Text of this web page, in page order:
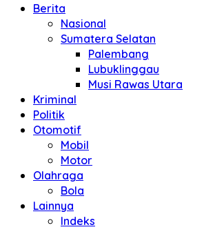
Berita
Nasional
Sumatera Selatan
Palembang
Lubuklinggau
Musi Rawas Utara
Kriminal
Politik
Otomotif
Mobil
Motor
Olahraga
Bola
Lainnya
Indeks